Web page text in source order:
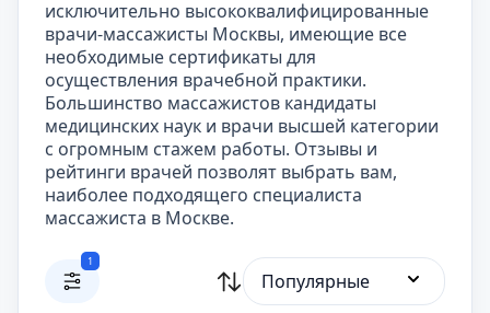
исключительно высококвалифицированные
врачи-массажисты Москвы, имеющие все
необходимые сертификаты для
осуществления врачебной практики.
Большинство массажистов кандидаты
медицинских наук и врачи высшей категории
с огромным стажем работы. Отзывы и
рейтинги врачей позволят выбрать вам,
наиболее подходящего специалиста
массажиста в Москве.
1
Популярные